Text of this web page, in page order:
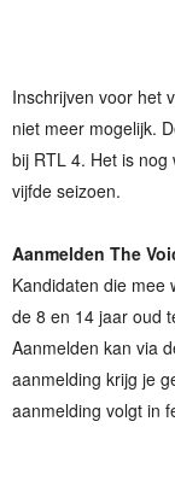
Inschrijven voor het
niet meer mogelijk.
bij RTL 4. Het is nog
vijfde seizoen.
Aanmelden The
Kandidaten die mee
de 8 en 14 jaar oud
Aanmelden kan via
aanmelding krijg je
aanmelding volgt in